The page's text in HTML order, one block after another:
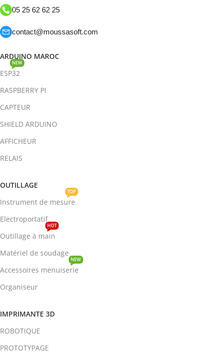
05 25 62 62 25
contact@moussasoft.com
ARDUINO MAROC
ESP32
NEW
RASPBERRY PI
CAPTEUR
SHIELD ARDUINO
AFFICHEUR
RELAIS
OUTILLAGE
Instrument de mesure
TOP
Electroportatif
Outillage à main
HOT
Matériel de soudage
Accessoires menuiserie
NEW
Organiseur
IMPRIMANTE 3D
ROBOTIQUE
PROTOTYPAGE